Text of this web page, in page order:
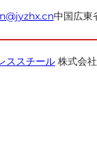
中国広東
ススチール 株式会